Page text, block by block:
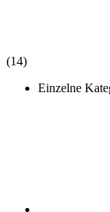
(14)
Einzelne